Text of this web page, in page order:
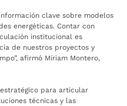
clave sobre modelos
energéticas. Contar con
institucional es
de nuestros proyectos y
afirmó Miriam Montero,
para articular
técnicas y las